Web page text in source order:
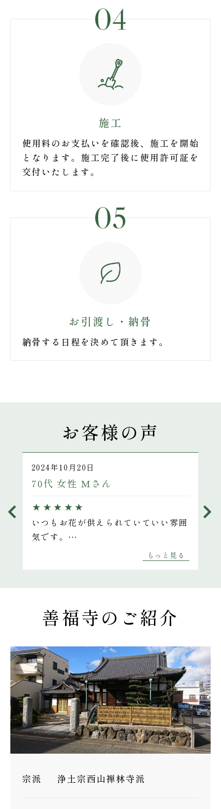
04
施工
使用料のお支払いを確認後、施工を開始
となります。施工完了後に使用許可証を
交付いたします。
05
お引渡し・納骨
納骨する日程を決めて頂きます。
お客様の声
2024年10月20日
70代 女性 Mさん
★ ★ ★ ★ ★
いつもお花が供えられていていい雰囲
気です。
家庭的で温かい雰囲気が大好きです。
れてありがとう」と言っているようで
す。
車を運転できなくなっても家から市バ
スで行けるから安心しています。
バス停も近くて安心です。
もっと見る
善福寺のご紹介
宗派 浄土宗西山禅林寺派